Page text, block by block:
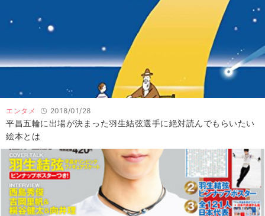
エンタメ 2018/01/28
平昌五輪に出場が決まった羽生結弦選手に絶対読んでもらいたい
絵本とは